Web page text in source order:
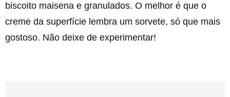
biscoito maisena e granulados. O melhor é que o
creme da superfície lembra um sorvete, só que mais
gostoso. Não deixe de experimentar!